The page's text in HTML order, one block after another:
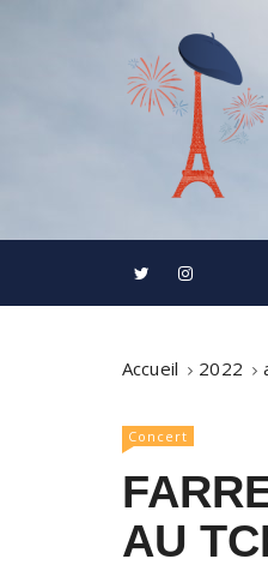
e
Le
Informations
Accueil 2022
Concert
AU